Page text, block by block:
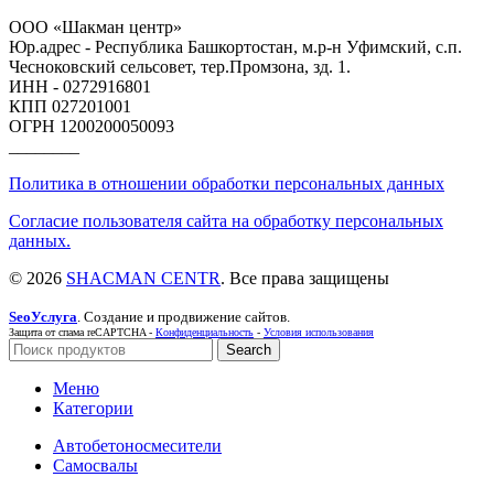
ООО «Шакман центр»
Юр.адрес - Республика Башкортостан, м.р-н Уфимский, с.п.
Чесноковский сельсовет, тер.Промзона, зд. 1.
ИНН - 0272916801
КПП 027201001
ОГРН 1200200050093
Политика в отношении обработки персональных данных
Согласие пользователя сайта на обработку персональных
данных.
© 2026 SHACMAN CENTR. Все права защищены
SeoУслуга . Создание и продвижение сайтов.
Защита от спама reCAPTCHA - Конфиденциальность - Условия использования
Search
Меню
Категории
Автобетоносмесители
Самосвалы